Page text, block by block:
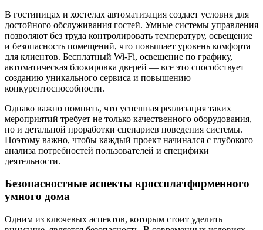
В гостиницах и хостелах автоматизация создает условия для
достойного обслуживания гостей. Умные системы управления
позволяют без труда контролировать температуру, освещение
и безопасность помещений, что повышает уровень комфорта
для клиентов. Бесплатный Wi-Fi, освещение по графику,
автоматическая блокировка дверей — все это способствует
созданию уникального сервиса и повышению
конкурентоспособности.
Однако важно помнить, что успешная реализация таких
мероприятий требует не только качественного оборудования,
но и детальной проработки сценариев поведения системы.
Поэтому важно, чтобы каждый проект начинался с глубокого
анализа потребностей пользователей и специфики
деятельности.
Безопасностные аспекты кроссплатформенного
умного дома
Одним из ключевых аспектов, которым стоит уделить